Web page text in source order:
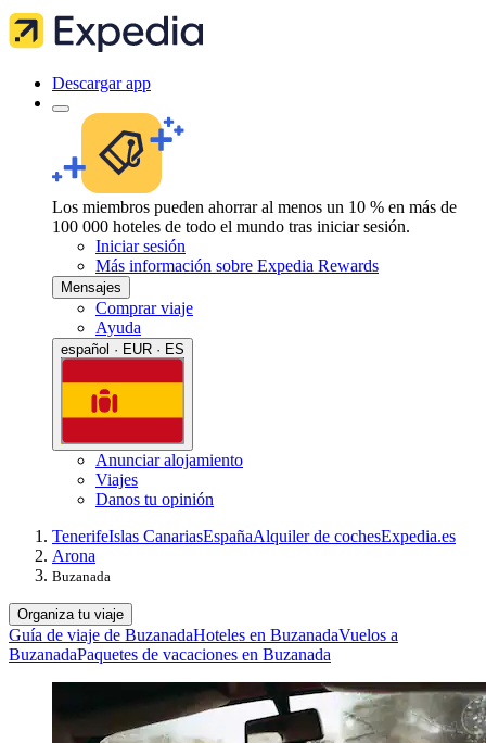
Descargar app
Los miembros pueden ahorrar al menos un 10 % en más de
100 000 hoteles de todo el mundo tras iniciar sesión.
Iniciar sesión
Más información sobre Expedia Rewards
Mensajes
Comprar viaje
Ayuda
español · EUR · ES
Anunciar alojamiento
Viajes
Danos tu opinión
TenerifeIslas CanariasEspañaAlquiler de cochesExpedia.es
Arona
Buzanada
Organiza tu viaje
Guía de viaje de BuzanadaHoteles en BuzanadaVuelos a
BuzanadaPaquetes de vacaciones en Buzanada